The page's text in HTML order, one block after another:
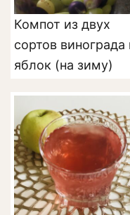
Компот из двух
сортов винограда
яблок (на зиму)